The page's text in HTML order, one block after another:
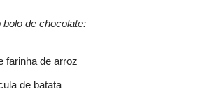
de chocolate:
farinha de arroz
de batata